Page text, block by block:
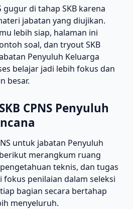
gugur di tahap SKB karena
jabatan yang diujikan.
lebih siap, halaman ini
soal, dan tryout SKB
Penyuluh Keluarga
belajar jadi lebih fokus dan
besar.
CPNS Penyuluh
untuk jabatan Penyuluh
merangkum ruang
teknis, dan tugas
fokus penilaian dalam seleksi
bagian secara bertahap
menyeluruh.